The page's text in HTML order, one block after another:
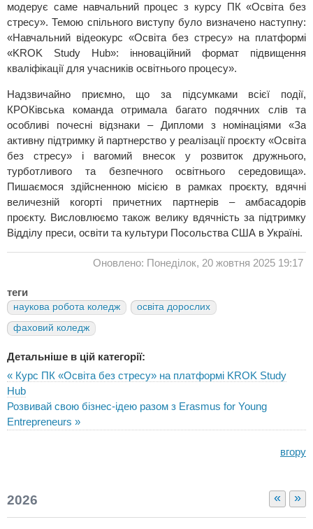
модерує саме навчальний процес з курсу ПК «Освіта без
стресу». Темою спільного виступу було визначено наступну:
«Навчальний відеокурс «Освіта без стресу» на платформі
«KROK Study Hub»: інноваційний формат підвищення
кваліфікації для учасників освітнього процесу».
Надзвичайно приємно, що за підсумками всієї події,
КРОКівська команда отримала багато подячних слів та
особливі почесні відзнаки – Дипломи з номінаціями «За
активну підтримку й партнерство у реалізації проєкту «Освіта
без стресу» і вагомий внесок у розвиток дружнього,
турботливого та безпечного освітнього середовища».
Пишаємося здійсненною місією в рамках проєкту, вдячні
величезній когорті причетних партнерів – амбасадорів
проєкту. Висловлюємо також велику вдячність за підтримку
Відділу преси, освіти та культури Посольства США в Україні.
Оновлено: Понеділок, 20 жовтня 2025 19:17
теги
наукова робота коледж
освіта дорослих
фаховий коледж
Детальніше в цій категорії:
« Курс ПК «Освіта без стресу» на платформі KROK Study
Hub
Розвивай свою бізнес-ідею разом з Erasmus for Young
Entrepreneurs »
вгору
« »
2026